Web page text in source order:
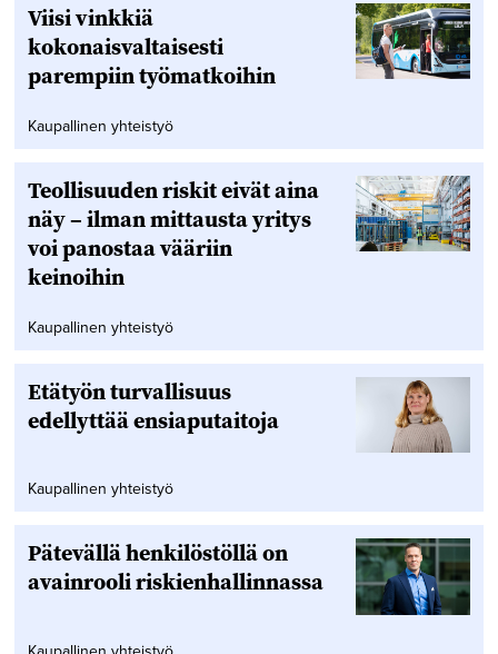
Viisi vinkkiä
kokonaisvaltaisesti
parempiin työmatkoihin
Kaupallinen yhteistyö
Teollisuuden riskit eivät aina
näy – ilman mittausta yritys
voi panostaa vääriin
keinoihin
Kaupallinen yhteistyö
Etätyön turvallisuus
edellyttää ensiaputaitoja
Kaupallinen yhteistyö
Pätevällä henkilöstöllä on
avainrooli riskienhallinnassa